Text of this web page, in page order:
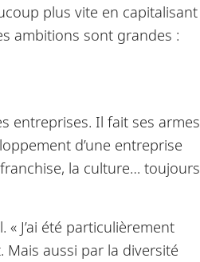
plus vite en capitalisant
ambitions sont grandes :
entreprises. Il fait ses armes
d’une entreprise
franchise, la culture… toujours
J’ai été particulièrement
aussi par la diversité